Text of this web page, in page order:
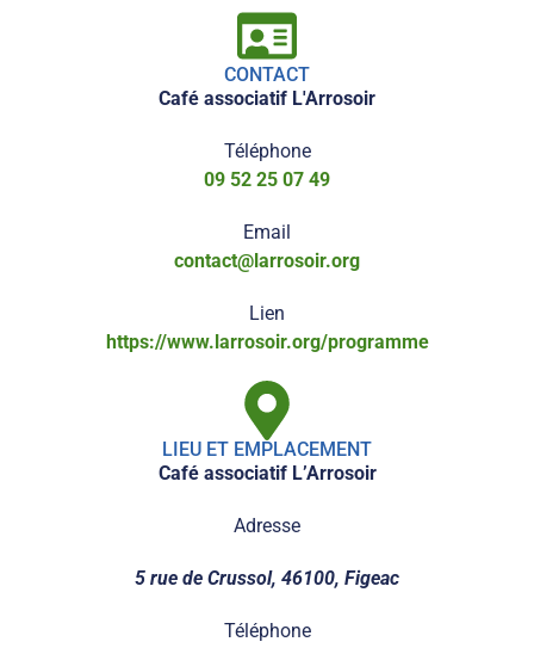
CONTACT
Café associatif L'Arrosoir
Téléphone
09 52 25 07 49
Email
contact@larrosoir.org
Lien
https://www.larrosoir.org/programme
LIEU ET EMPLACEMENT
Café associatif L’Arrosoir
Adresse
5 rue de Crussol, 46100, Figeac
Téléphone